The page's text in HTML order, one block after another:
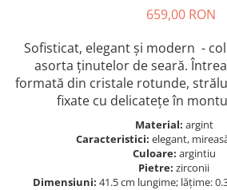
659,00 RON
Sofisticat, elegant și modern -
asorta ținutelor de seară.
formată din cristale rotunde,
fixate cu delicatețe în
Material: argint
Caracteristici: elegant,
Culoare: argintiu
Pietre: zirconii
Dimensiuni: 41.5 cm lungime; lățime: